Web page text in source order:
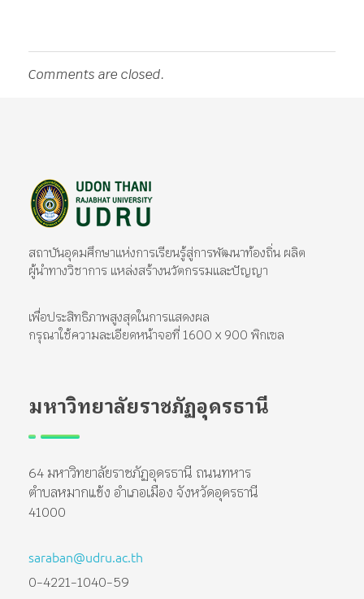
Comments are closed.
สถาบันอุดมศึกษาแห่งการเรียนรู้สู่การพัฒนาท้องถิ่น ผลิต
ผู้นำทางวิชาการ แหล่งสร้างนวัตกรรมและปัญญา
เพื่อประสิทธิภาพสูงสุดในการแสดงผล
กรุณาใช้ความละเอียดหน้าจอที่ 1600 x 900 พิกเซล
มหาวิทยาลัยราชภัฏอุดรธานี
64 มหาวิทยาลัยราชภัฏอุดรธานี ถนนทหาร
ตำบลหมากแข้ง อำเภอเมือง จังหวัดอุดรธานี
41000
saraban@udru.ac.th
0-4221-1040-59